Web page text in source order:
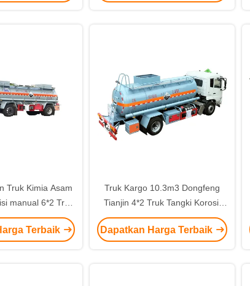
Truk Kimia Asam
manual 6*2 Truk
Murni
Terbaik
Truk Kargo 10.3m3 Dongfeng
Tianjin 4*2 Truk Tangki Korosif
Standar Emisi EURO 6
Dapatkan Harga Terbaik